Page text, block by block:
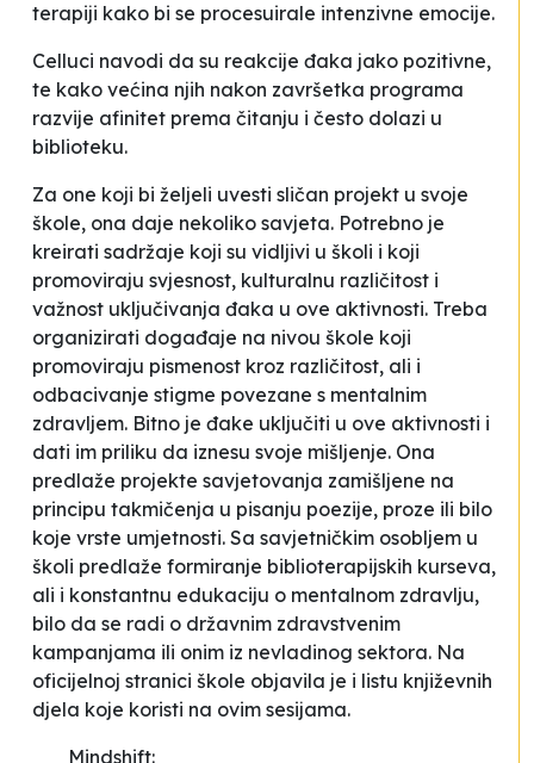
terapiji kako bi se procesuirale intenzivne emocije.
Celluci navodi da su reakcije đaka jako pozitivne,
te kako većina njih nakon završetka programa
razvije afinitet prema čitanju i često dolazi u
biblioteku.
Za one koji bi željeli uvesti sličan projekt u svoje
škole, ona daje nekoliko savjeta. Potrebno je
kreirati sadržaje koji su vidljivi u školi i koji
promoviraju svjesnost, kulturalnu različitost i
važnost uključivanja đaka u ove aktivnosti. Treba
organizirati događaje na nivou škole koji
promoviraju pismenost kroz različitost, ali i
odbacivanje stigme povezane s mentalnim
zdravljem. Bitno je đake uključiti u ove aktivnosti i
dati im priliku da iznesu svoje mišljenje. Ona
predlaže projekte savjetovanja zamišljene na
principu takmičenja u pisanju poezije, proze ili bilo
koje vrste umjetnosti. Sa savjetničkim osobljem u
školi predlaže formiranje biblioterapijskih kurseva,
ali i konstantnu edukaciju o mentalnom zdravlju,
bilo da se radi o državnim zdravstvenim
kampanjama ili onim iz nevladinog sektora. Na
oficijelnoj stranici škole objavila je i listu književnih
djela koje koristi na ovim sesijama.
Mindshift: